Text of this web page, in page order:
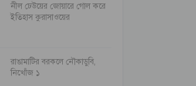
নীল ঢেউয়ের জোয়ারে গোল করে
ইতিহাস কুরাসাওয়ের
রাঙামাটির বরকলে নৌকাডুবি,
নিখোঁজ ১